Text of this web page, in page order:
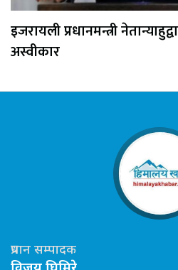
इजरायली प्रधानमन्त्री
अस्वीकार
प्रधान सम्पादक